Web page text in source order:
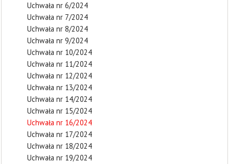
Uchwała nr 6/2024
Uchwała nr 7/2024
Uchwała nr 8/2024
Uchwała nr 9/2024
Uchwała nr 10/2024
Uchwała nr 11/2024
Uchwała nr 12/2024
Uchwała nr 13/2024
Uchwała nr 14/2024
Uchwała nr 15/2024
Uchwała nr 16/2024
Uchwała nr 17/2024
Uchwała nr 18/2024
Uchwała nr 19/2024